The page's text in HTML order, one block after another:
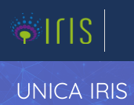
UNICA IRIS